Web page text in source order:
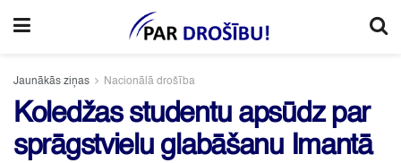
Jaunākās ziņas Nacionālā drošība
Koledžas studentu apsūdz par
sprāgstvielu glabāšanu Imantā